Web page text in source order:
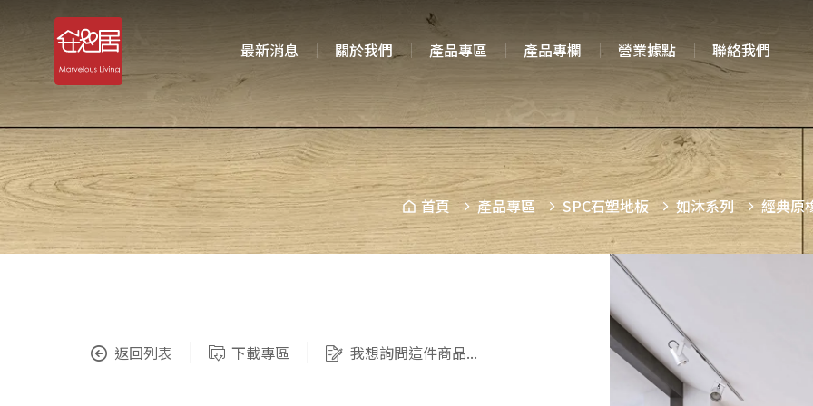
最新消息 關於我們 產品專區 產品專欄 營業據點 聯絡我們
首頁 產品專區 SPC石塑地板 如沐系列 經典原
返回列表 下載專區 我想詢問這件商品...